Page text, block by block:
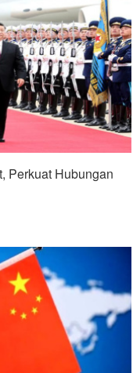
Perkuat Hubungan